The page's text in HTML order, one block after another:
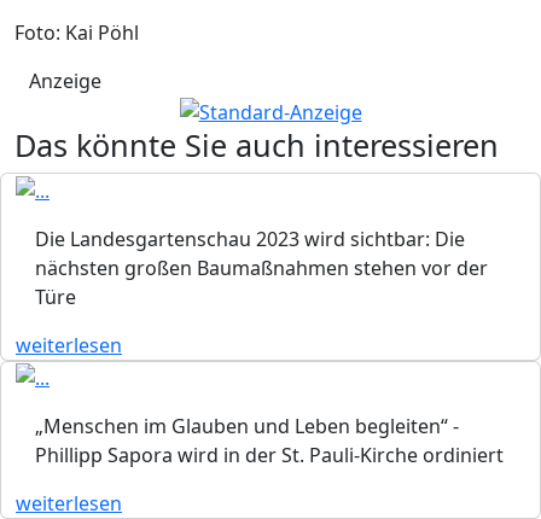
Foto: Kai Pöhl
Anzeige
Das könnte Sie auch interessieren
Die Landesgartenschau 2023 wird sichtbar: Die
nächsten großen Baumaßnahmen stehen vor der
Türe
weiterlesen
„Menschen im Glauben und Leben begleiten“ -
Phillipp Sapora wird in der St. Pauli-Kirche ordiniert
weiterlesen